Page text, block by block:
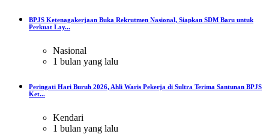
BPJS Ketenagakerjaan Buka Rekrutmen Nasional, Siapkan SDM Baru untuk
Perkuat Lay...
Nasional
1 bulan yang lalu
Peringati Hari Buruh 2026, Ahli Waris Pekerja di Sultra Terima Santunan BPJS
Ket...
Kendari
1 bulan yang lalu